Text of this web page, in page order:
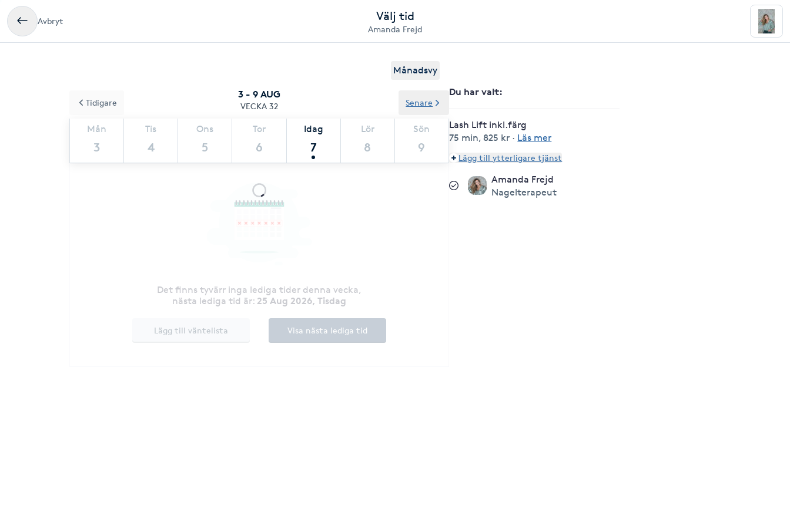
Avbryt Välj tid
Amanda Frejd
Månadsvy
3 - 9 AUG
VECKA 32
Mån
3
Tis
4
Ons
5
Tor
6
Idag
7
Lör
8
Sön
9
Tidigare Senare
Det finns tyvärr inga lediga tider denna vecka,
nästa lediga tid är: 25 Aug 2026, Tisdag
Lägg till väntelista Visa nästa lediga tid
Du har valt:
Lash Lift inkl.färg
75 min,825 kr · Läs mer
Lägg till ytterligare tjänst
Amanda Frejd
Nagelterapeut